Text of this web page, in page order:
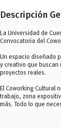
Descripción
La Universidad de
Convocatoria del
Un espacio diseñado
y creativo que buscan
proyectos reales.
El Coworking Cultural
trabajo, zona
más. Todo lo que